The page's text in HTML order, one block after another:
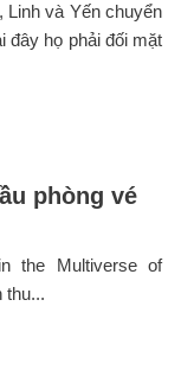
Linh và Yến chuyển
đây họ phải đối mặt
phòng vé
the Multiverse of
thu...